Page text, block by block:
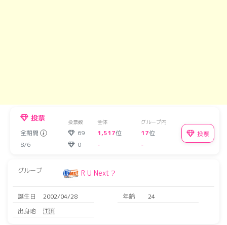
投票 投票数 全体 グループ内
全期間 69 1,517位 17位
8/6
0 - -
投票
グループ R U Next？
誕生日 2002/04/28 年齢
24
出身地
🇹🇭